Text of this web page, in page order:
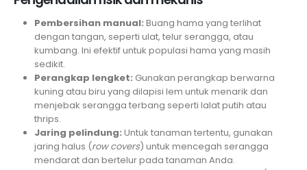
Pembersihan manual: Buang hama yang terlihat
dengan tangan, seperti ulat, telur serangga, atau
kumbang. Ini efektif untuk populasi hama yang masih
sedikit.
Perangkap lengket: Gunakan perangkap berwarna
kuning atau biru yang dilapisi lem untuk menarik dan
menjebak serangga terbang seperti lalat putih atau
thrips.
Jaring pelindung: Untuk tanaman tertentu, gunakan
jaring halus (row covers) untuk mencegah serangga
mendarat dan bertelur pada tanaman Anda.